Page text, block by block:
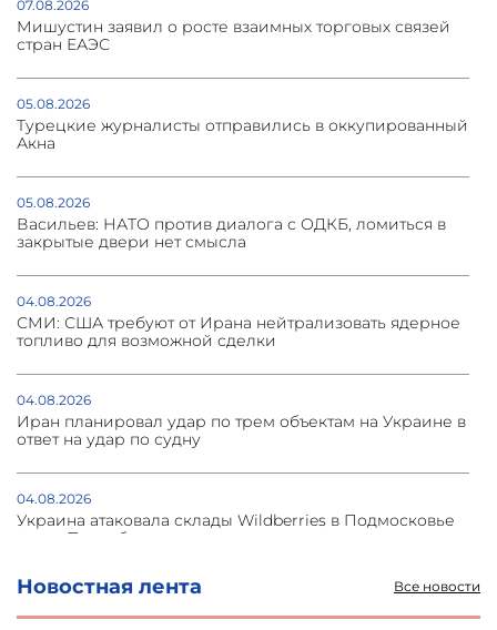
Новостная лента Все новости
07.08.2026
Мишустин заявил о росте взаимных торговых связей
стран ЕАЭС
05.08.2026
Турецкие журналисты отправились в оккупированный
Акна
05.08.2026
Васильев: НАТО против диалога с ОДКБ, ломиться в
закрытые двери нет смысла
04.08.2026
СМИ: США требуют от Ирана нейтрализовать ядерное
топливо для возможной сделки
04.08.2026
Иран планировал удар по трем объектам на Украине в
ответ на удар по судну
04.08.2026
Украина атаковала склады Wildberries в Подмосковье
и под Петербургом
03.08.2026
Стратегия безопасности ОДКБ допускает применение